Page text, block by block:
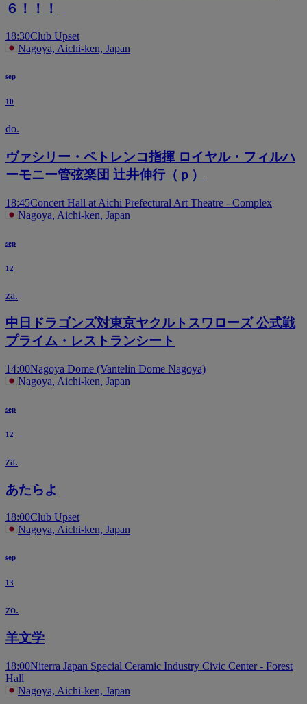
６！！！
18:30Club Upset
Nagoya, Aichi-ken, Japan
sep
10
do.
ヴァシリー・ペトレンコ指揮 ロイヤル・フィルハ
ーモニー管弦楽団 辻井伸行（ｐ）
18:45Concert Hall at Aichi Prefectural Art Theatre - Complex
Nagoya, Aichi-ken, Japan
sep
12
za.
中日ドラゴンズ対東京ヤクルトスワローズ 公式戦
プライム・レストランシート
14:00Nagoya Dome (Vantelin Dome Nagoya)
Nagoya, Aichi-ken, Japan
sep
12
za.
あたらよ
18:00Club Upset
Nagoya, Aichi-ken, Japan
sep
13
zo.
羊文学
18:00Niterra Japan Special Ceramic Industry Civic Center - Forest
Hall
Nagoya, Aichi-ken, Japan